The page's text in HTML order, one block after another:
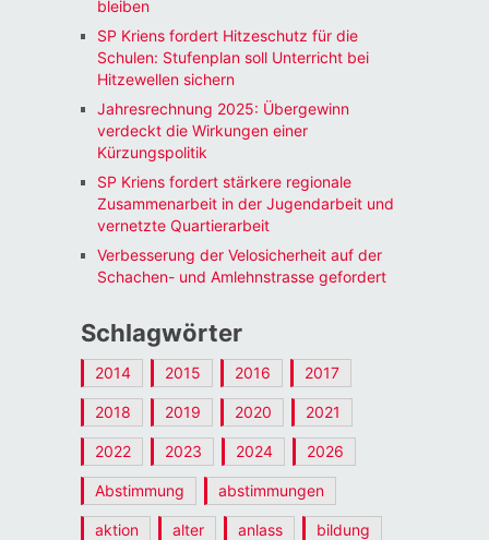
bleiben
SP Kriens fordert Hitzeschutz für die
Schulen: Stufenplan soll Unterricht bei
Hitzewellen sichern
Jahresrechnung 2025: Übergewinn
verdeckt die Wirkungen einer
Kürzungspolitik
SP Kriens fordert stärkere regionale
Zusammenarbeit in der Jugendarbeit und
vernetzte Quartierarbeit
Verbesserung der Velosicherheit auf der
Schachen- und Amlehnstrasse gefordert
Schlagwörter
2014 2015 2016 2017
2018 2019 2020 2021
2022 2023 2024 2026
Abstimmung abstimmungen
aktion alter anlass bildung